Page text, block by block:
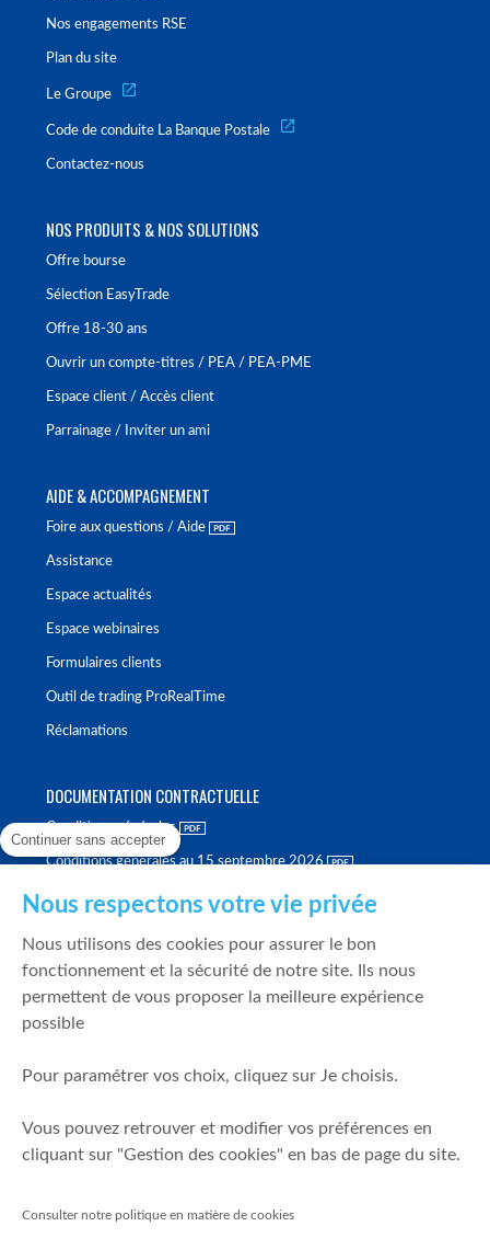
Nos engagements RSE
Plan du site
Le Groupe
Code de conduite La Banque Postale
Contactez-nous
NOS PRODUITS & NOS SOLUTIONS
Offre bourse
Sélection EasyTrade
Offre 18-30 ans
Ouvrir un compte-titres / PEA / PEA-PME
Espace client / Accès client
Parrainage / Inviter un ami
AIDE & ACCOMPAGNEMENT
Foire aux questions / Aide
Assistance
Espace actualités
Espace webinaires
Formulaires clients
Outil de trading ProRealTime
Réclamations
DOCUMENTATION CONTRACTUELLE
Conditions générales
Conditions générales au 15 septembre 2026
Politique de meilleure sélection
Politique de durabilité
Fonds de garantie des dépôts et de résolution
Mentions légales
Prévention de la fraude
Continuer sans accepter
Nous respectons votre vie privée
Nous utilisons des cookies pour assurer le bon
fonctionnement et la sécurité de notre site. Ils nous
permettent de vous proposer la meilleure expérience
possible
Pour paramétrer vos choix, cliquez sur Je choisis.
Vous pouvez retrouver et modifier vos préférences en
cliquant sur "Gestion des cookies" en bas de page du site.
Consulter notre politique en matière de cookies